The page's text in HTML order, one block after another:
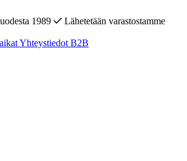
1989
Lähetetään varastostamme
Yhteystiedot B2B